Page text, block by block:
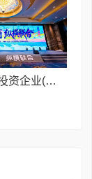
杭州市来杭投资企业(商会)联合会 2025年度盛典暨新春联谊会隆重举行